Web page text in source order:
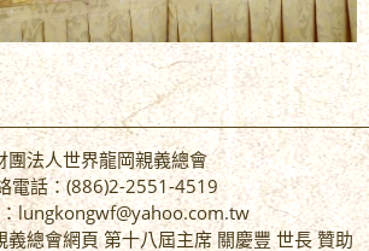
團法人世界龍岡親義總會
電話：(886)2-2551-4519
lungkongwf@yahoo.com.tw
總會網頁 第十八屆主席 關慶豐 世長 贊助